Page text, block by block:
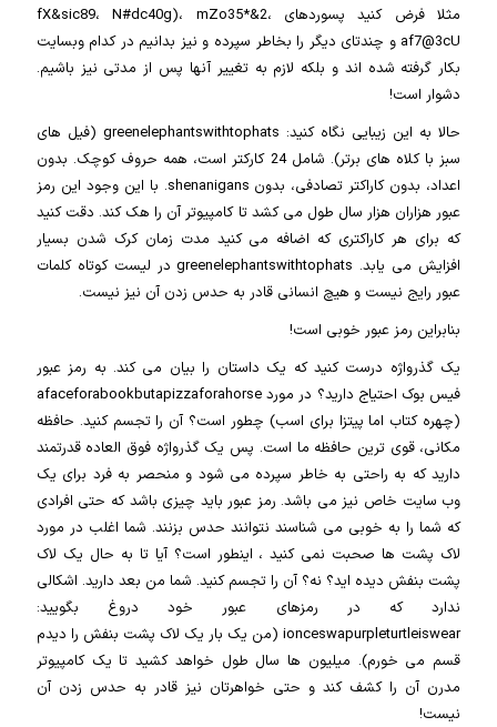
مثلا فرض کنید پسوردهای fX&sic89، N#dc40g)، mZo35*&2،
af7@3cU و چندتای دیگر را بخاطر سپرده و نیز بدانیم در کدام وبسایت
بکار گرفته شده اند و بلکه لازم به تغییر آنها پس از مدتی نیز باشیم.
دشوار است!
حالا به این زیبایی نگاه کنید: greenelephantswithtophats (فیل های
سبز با کلاه های برتر). شامل 24 کارکتر است، همه حروف کوچک. بدون
اعداد، بدون کاراکتر تصادفی، بدون shenanigans. با این وجود این رمز
عبور هزاران هزار سال طول می کشد تا کامپیوتر آن را هک کند. دقت کنید
که برای هر کاراکتری که اضافه می کنید مدت زمان کرک شدن بسیار
افزایش می یابد. greenelephantswithtophats در لیست کوتاه کلمات
عبور رایج نیست و هیچ انسانی قادر به حدس زدن آن نیز نیست.
بنابراین رمز عبور خوبی است!
یک گذرواژه درست کنید که یک داستان را بیان می کند. به رمز عبور
فیس بوک احتیاج دارید؟ در مورد afaceforabookbutapizzaforahorse
(چهره کتاب اما پیتزا برای اسب) چطور است؟ آن را تجسم کنید. حافظه
مکانی، قوی ترین حافظه ما است. پس یک گذرواژه فوق العاده قدرتمند
دارید که به راحتی به خاطر سپرده می شود و منحصر به فرد برای یک
وب سایت خاص نیز می باشد. رمز عبور باید چیزی باشد که حتی افرادی
که شما را به خوبی می شناسند نتوانند حدس بزنند. شما اغلب در مورد
لاک پشت ها صحبت نمی کنید ، اینطور است؟ آیا تا به حال یک لاک
پشت بنفش دیده اید؟ نه؟ آن را تجسم کنید. شما من بعد دارید. اشکالی
ندارد که در رمزهای عبور خود دروغ بگویید:
ionceswapurpleturtleiswear (من یک بار یک لاک پشت بنفش را دیدم
قسم می خورم). میلیون ها سال طول خواهد کشید تا یک کامپیوتر
مدرن آن را کشف کند و حتی خواهرتان نیز قادر به حدس زدن آن
نیست!